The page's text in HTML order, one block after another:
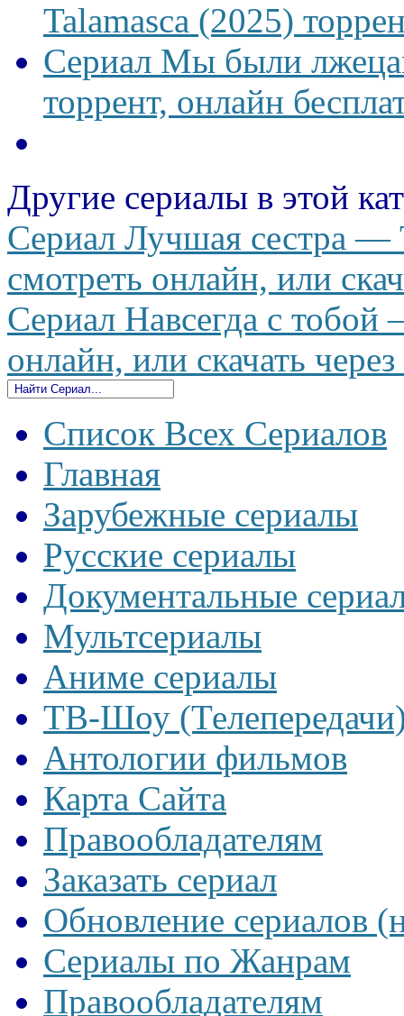
Talamasca (2025)
Сериал Мы были
торрент, онлайн
Другие сериалы в этой
Сериал Лучшая сестра —
смотреть онлайн, или
Сериал Навсегда с
онлайн, или скачать
Список Всех Сериалов
Главная
Зарубежные сериалы
Русские сериалы
Документальные
Мультсериалы
Аниме сериалы
ТВ-Шоу
Антологии фильмов
Карта Сайта
Правообладателям
Заказать сериал
Обновление сериалов
Сериалы по Жанрам
Правообладателям